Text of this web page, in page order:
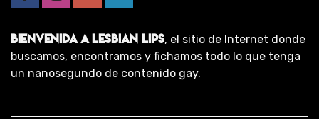
BIENVENIDA A LESBIAN LIPS, el sitio de Internet donde
buscamos, encontramos y fichamos todo lo que tenga
un nanosegundo de contenido gay.